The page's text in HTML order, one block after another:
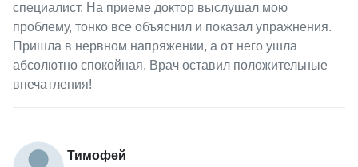
специалист. На приеме доктор выслушал мою
проблему, тонко все объяснил и показал упражнения.
Пришла в нервном напряжении, а от него ушла
абсолютно спокойная. Врач оставил положительные
впечатления!
Тимофей